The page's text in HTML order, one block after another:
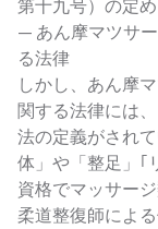
第十九号）の定
— あん摩マツサ
る法律
しかし、あん摩
関する法律には
法の定義がされ
体」や「整足」｢
資格でマッサー
柔道整復師によ